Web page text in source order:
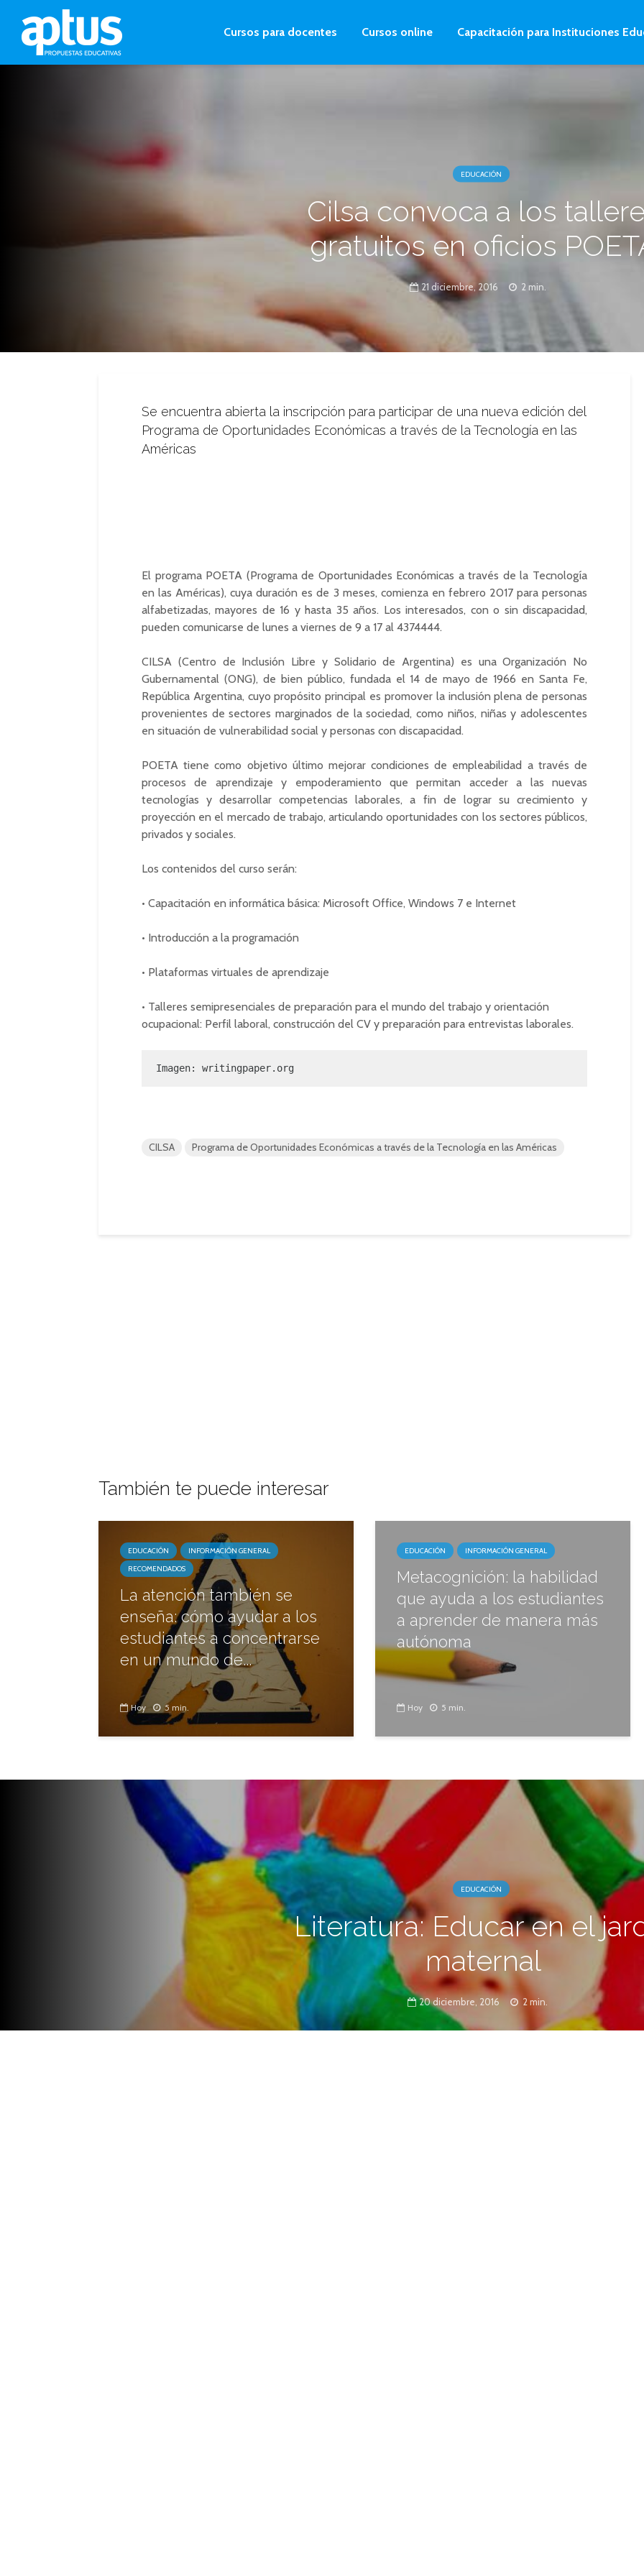
Cursos para docentes Cursos online Capacitación para Instituciones
EDUCACIÓN
Cilsa convoca a los
gratuitos en oficios
21 diciembre, 2016 2 min.
Se encuentra abierta la inscripción para participar de una nueva edición del
Programa de Oportunidades Económicas a través de la Tecnología en las
Américas
El programa POETA (Programa de Oportunidades Económicas a través de la Tecnología
en las Américas), cuya duración es de 3 meses, comienza en febrero 2017 para personas
alfabetizadas, mayores de 16 y hasta 35 años. Los interesados, con o sin discapacidad,
pueden comunicarse de lunes a viernes de 9 a 17 al 4374444.
CILSA (Centro de Inclusión Libre y Solidario de Argentina) es una Organización No
Gubernamental (ONG), de bien público, fundada el 14 de mayo de 1966 en Santa Fe,
República Argentina, cuyo propósito principal es promover la inclusión plena de personas
provenientes de sectores marginados de la sociedad, como niños, niñas y adolescentes
en situación de vulnerabilidad social y personas con discapacidad.
POETA tiene como objetivo último mejorar condiciones de empleabilidad a través de
procesos de aprendizaje y empoderamiento que permitan acceder a las nuevas
tecnologías y desarrollar competencias laborales, a fin de lograr su crecimiento y
proyección en el mercado de trabajo, articulando oportunidades con los sectores públicos,
privados y sociales.
Los contenidos del curso serán:
• Capacitación en informática básica: Microsoft Office, Windows 7 e Internet
• Introducción a la programación
• Plataformas virtuales de aprendizaje
• Talleres semipresenciales de preparación para el mundo del trabajo y orientación
ocupacional: Perfil laboral, construcción del CV y preparación para entrevistas laborales.
Imagen: writingpaper.org
CILSA Programa de Oportunidades Económicas a través de la Tecnología en las Américas
También te puede interesar
EDUCACIÓN
INFORMACIÓN GENERAL
RECOMENDADOS
La atención también se
enseña: cómo ayudar a los
estudiantes a concentrarse
en un mundo de...
Hoy 5 min.
EDUCACIÓN INFORMACIÓN GENERAL
Metacognición: la habilidad
que ayuda a los estudiantes
a aprender de manera más
autónoma
Hoy 5 min.
EDUCACIÓN
Literatura: Educar en el
maternal
20 diciembre, 2016 2 min.